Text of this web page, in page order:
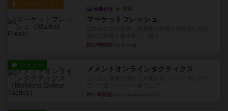
ルール/インスト
画像付き 充実
マーケットフレッシュ
約17時間前
レビュー メメントオンラインタクティクス
約17時間前